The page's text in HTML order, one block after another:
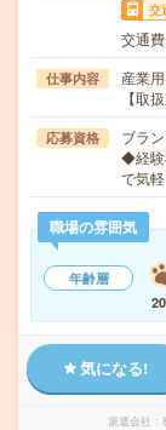
交
交通
仕事内容
産業
【取
応募資格
ブラ
◆経験
で気
職場の雰囲気
年齢層
気になる!
派遣会社